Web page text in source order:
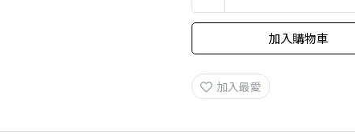
加入購物車
加入最愛